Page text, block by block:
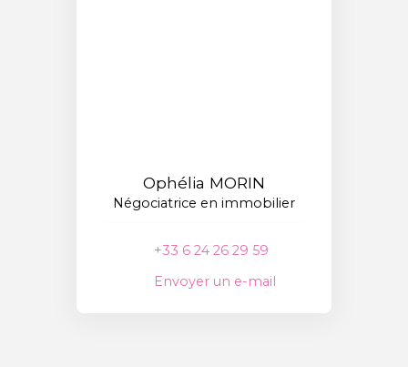
Ophélia MORIN
Négociatrice en immobilier
+33 6 24 26 29 59
Envoyer un e-mail